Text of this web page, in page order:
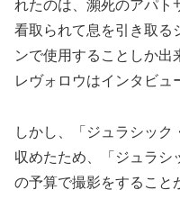
れたのは、瀕死のアパト
看取られて息を引き取る
ンで使用することしか出
レヴォロウはインタビュ
しかし、「ジュラシッ
収めたため、「ジュラシ
の予算で撮影をすること